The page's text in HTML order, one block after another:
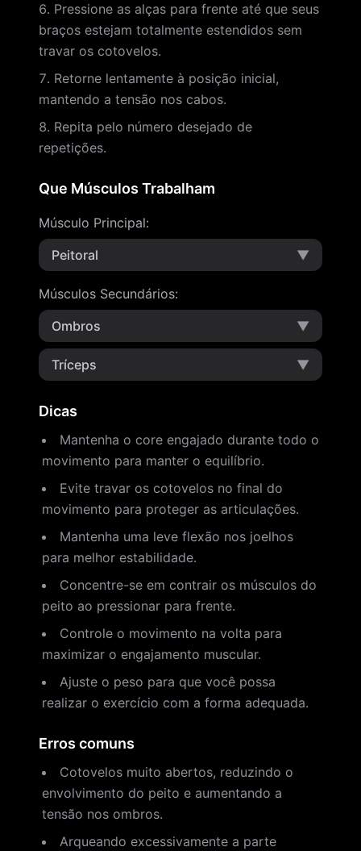
Pressione as alças para frente até que seus
braços estejam totalmente estendidos sem
travar os cotovelos.
Retorne lentamente à posição inicial,
mantendo a tensão nos cabos.
Repita pelo número desejado de
repetições.
Que Músculos Trabalham
Músculo Principal:
Peitoral
▼
Músculos Secundários:
Ombros
▼
Tríceps ▼
Dicas
Mantenha o core engajado durante todo o
movimento para manter o equilíbrio.
Evite travar os cotovelos no final do
movimento para proteger as articulações.
Mantenha uma leve flexão nos joelhos
para melhor estabilidade.
Concentre-se em contrair os músculos do
peito ao pressionar para frente.
Controle o movimento na volta para
maximizar o engajamento muscular.
Ajuste o peso para que você possa
realizar o exercício com a forma adequada.
Erros comuns
Cotovelos muito abertos, reduzindo o
envolvimento do peito e aumentando a
tensão nos ombros.
Arqueando excessivamente a parte